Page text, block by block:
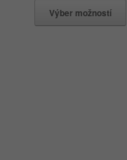
Výber možností